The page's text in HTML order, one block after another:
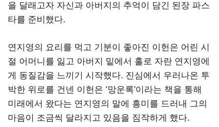
을 달래고자 자신과 아버지의 추억이 담긴 된장 파스
타를 준비했다.
연지영의 요리를 먹고 기분이 좋아진 이헌은 어린 시
절 어머니를 잃고 아버지 밑에서 홀로 자란 연지영에
게 동질감을 느끼기 시작했다. 진심에서 우러나온 투
박한 위로를 건넨 이헌은 ‘망운록’이라는 책을 통해
미래에서 왔다는 연지영의 말에 흥미를 드러내 그의
마음이 조금씩 달라지고 있음을 짐작하게 했다.